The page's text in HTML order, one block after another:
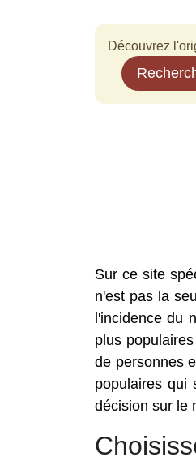
Découvrez
Sur ce site
n'est pas la
l'incidence du
plus
de personnes
populaires qui
décision sur le